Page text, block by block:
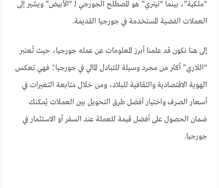
“ملكية”، بينما “تيتري” هو المصطلح الجورجي لـ “الأبيض” ويشير إلى
العملات الفضية المستخدمة في جورجيا القديمة.
إلى هنا نكون قد علمنا أبرز المعلومات عن عمله جورجيا، حيث تُعتبر
“اللاري” أكثر من مجرد وسيلة للتبادل المالي في جورجيا؛ فهي تعكس
الهوية الاقتصادية والثقافية للبلاد، ومن خلال متابعة التغيرات في
أسعار الصرف واختيار أفضل طرق التحويل بين العملات يُمكنك
ضمان الحصول على أفضل قيمة للعملة عند السفر أو الاستثمار في
جورجيا.